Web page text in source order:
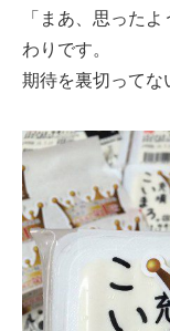
「まあ、思った
わりです。
期待を裏切ってな